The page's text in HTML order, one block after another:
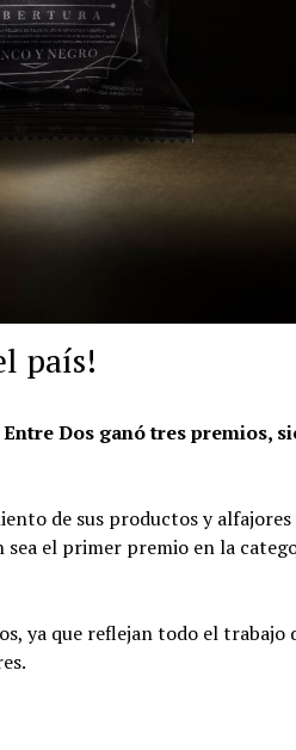
país!
Dos ganó tres premios,
de sus productos y
el primer premio en la
ya que reflejan todo el trabajo